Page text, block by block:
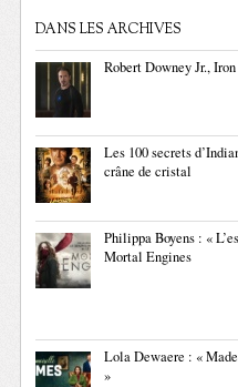
DANS LES ARCHIVES
Robert Downey Jr.,
Les 100 secrets
crâne de cristal
Philippa Boyens : «
Mortal Engines
Lola Dewaere : «
»